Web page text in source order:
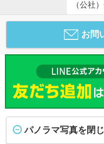
（公社
お問
パノラマ写真を閉